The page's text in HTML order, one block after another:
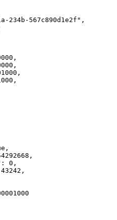
234b-567c890d1e2f" ,
,
,
,
,
,
,
: 0 ,
43242 ,